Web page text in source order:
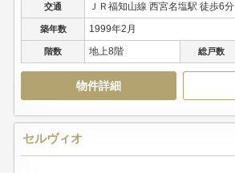
交通 ＪＲ福知山線 西宮名塩駅 徒歩6分
築年数 1999年2月
階数 地上8階 総戸数
物件詳細
セルヴィオ